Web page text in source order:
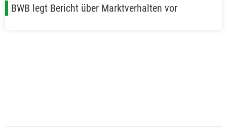
BWB legt Bericht über Marktverhalten vor